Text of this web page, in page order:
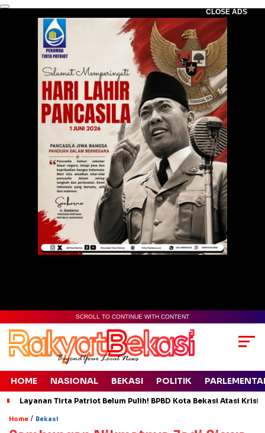
CLOSE ADS
SCROLL TO CONTINUE WITH CONTENT
HOME NASIONAL BEKASI POLITIK
Layanan Tirta Patriot Belum Pulih! BPBD Kota Bekasi Atasi
Home / Bekasi